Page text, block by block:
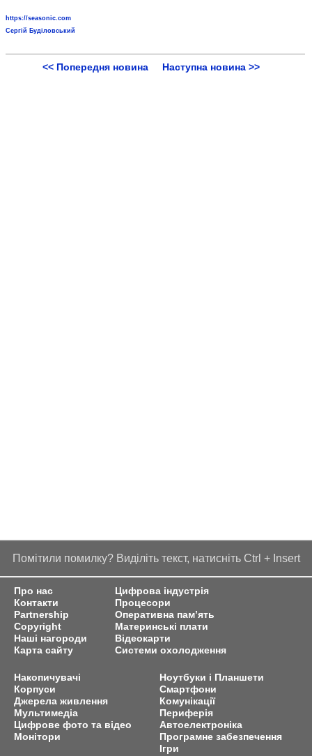
https://seasonic.com
Сергій Буділовський
<< Попередня новина Наступна новина >>
Помітили помилку? Виділіть текст, натисніть Ctrl + Insert
Про нас
Контакти
Partnership
Copyright
Наші нагороди
Карта сайту
Цифрова індустрія
Процесори
Оперативна пам’ять
Материнські плати
Відеокарти
Системи охолодження
Накопичувачі
Корпуси
Джерела живлення
Мультимедіа
Цифрове фото та відео
Монітори
Ноутбуки і Планшети
Смартфони
Комунікації
Периферія
Автоелектроніка
Програмне забезпечення
Ігри